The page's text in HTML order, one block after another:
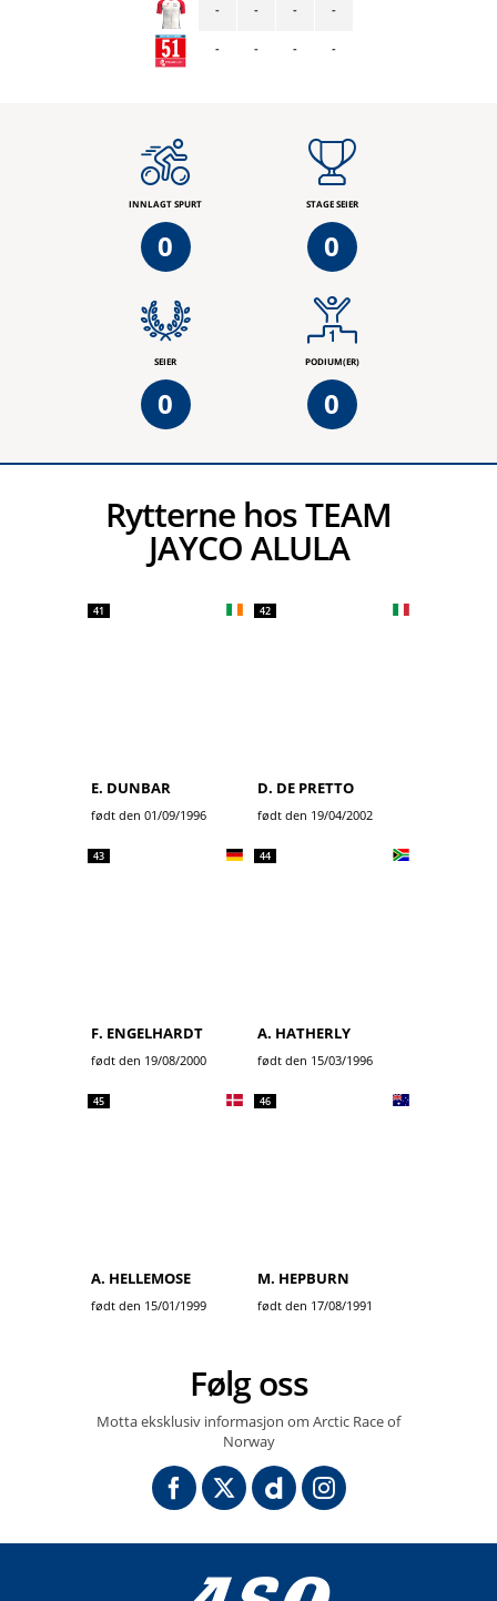
-
-
-
-
-
-
-
-
INNLAGT SPURT
0
STAGE SEIER
0
SEIER
0
PODIUM(ER)
0
Rytterne hos TEAM
JAYCO ALULA
41
E. DUNBAR
født den 01/09/1996
42
D. DE PRETTO
født den 19/04/2002
43
F. ENGELHARDT
født den 19/08/2000
44
A. HATHERLY
født den 15/03/1996
45
A. HELLEMOSE
født den 15/01/1999
46
M. HEPBURN
født den 17/08/1991
Følg oss
Motta eksklusiv informasjon om Arctic Race of
Norway